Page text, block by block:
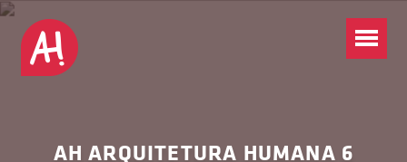
AH ARQUITETURA HUMANA 6